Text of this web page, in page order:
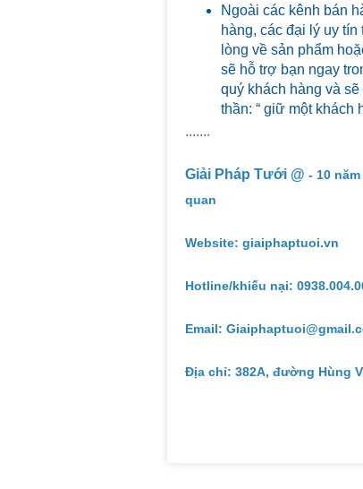
Ngoài các kênh bán
hàng, các đại lý uy
lòng về sản phẩm
sẽ hỗ trợ bạn ngay
quý khách hàng và
thần: “ giữ một khách
.......
Giải Pháp Tưới @ - 10
quan
Website: giaiphaptuoi.vn
Hotline/khiếu nại:
Email:
Địa chỉ: 382A, đường Hùng